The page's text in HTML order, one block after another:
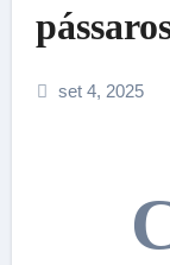
set 4, 2025